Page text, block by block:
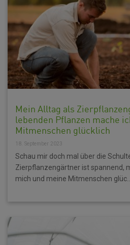
Mein Alltag als
lebenden Pflanzen mache
Mitmenschen glücklich
18. September 2023
Schau mir doch mal über die
Zierpflanzengärtner ist spannend,
mich und meine Mitmenschen glüc...